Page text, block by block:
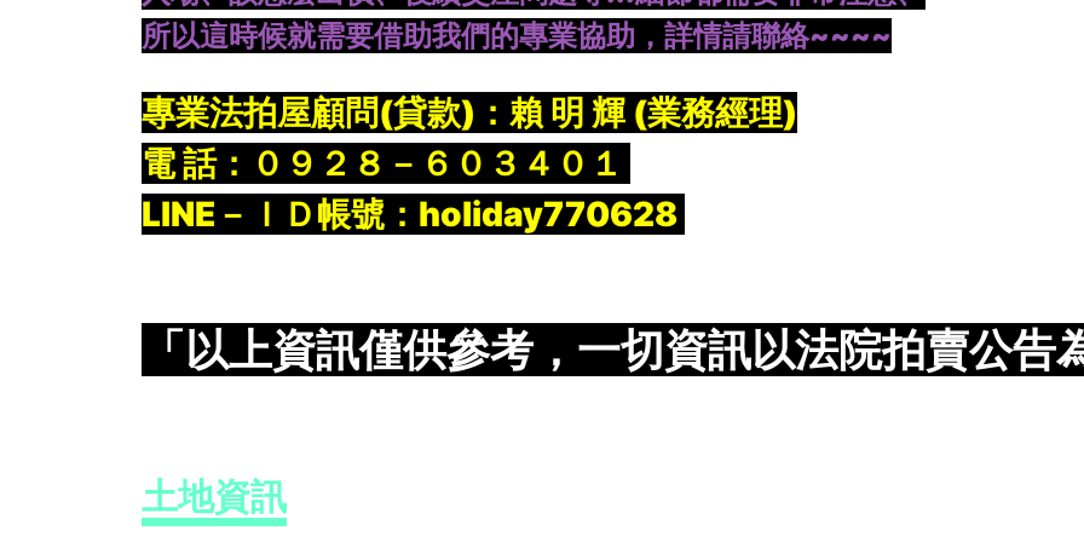
所以這時候就需要借助我們的專業協助，詳情請聯絡~~~~
專業法拍屋顧問(貸款)：賴 明 輝 (業務經理)
電 話：０９２８－６０３４０１
LINE－ＩＤ帳號：holiday770628
「以上資訊僅供參考，一切資訊以法院拍賣公告
土地資訊